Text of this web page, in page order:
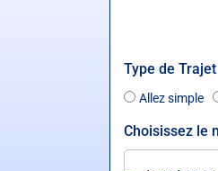
Type de Trajet
Allez simple
Choisissez le